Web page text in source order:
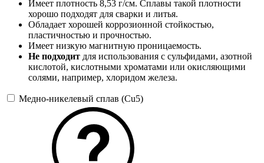
Имеет плотность 8,53 г/см. Сплавы такой плотности
хорошо подходят для сварки и литья.
Обладает хорошей коррозионной стойкостью,
пластичностью и прочностью.
Имеет низкую магнитную проницаемость.
Не подходит для использования с сульфидами, азотной
кислотой, кислотными хроматами или окисляющими
солями, например, хлоридом железа.
Медно-никелевый сплав (Cu5)